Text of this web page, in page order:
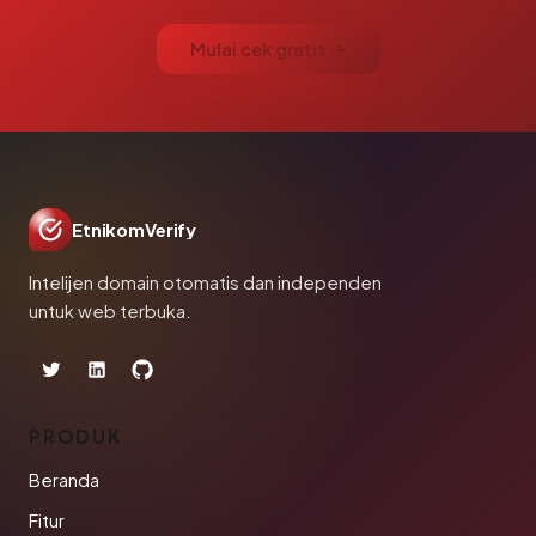
Mulai cek gratis →
EtnikomVerify
Intelijen domain otomatis dan independen
untuk web terbuka.
PRODUK
Beranda
Fitur